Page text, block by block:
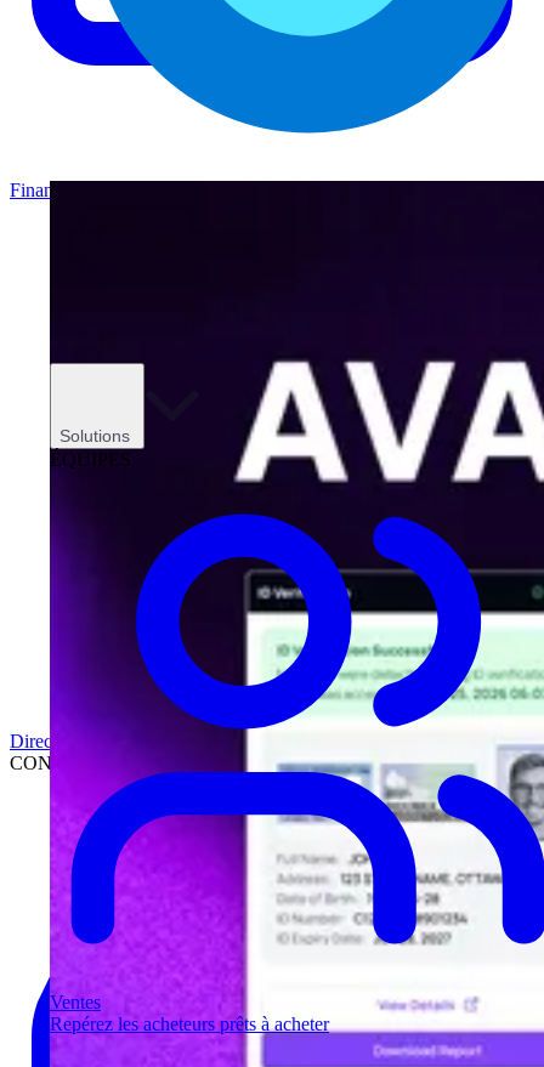
Solutions
ÉQUIPES
Ventes
Repérez les acheteurs prêts à acheter
Finance
Direction
CONCESSIONNAIRES